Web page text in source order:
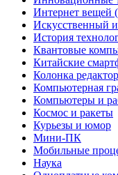
Интернет вещей
Искусственный
История
Квантовые
Китайские
Колонка
Компьютерная
Компьютеры и
Космос и ракеты
Курьезы и юмор
Мини-ПК
Мобильные
Наука